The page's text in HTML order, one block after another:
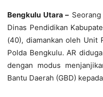
Bengkulu Utara –
Dinas Pendidikan
(40), diamankan oleh Unit
Polda Bengkulu. AR
dengan modus
Bantu Daerah (GBD)